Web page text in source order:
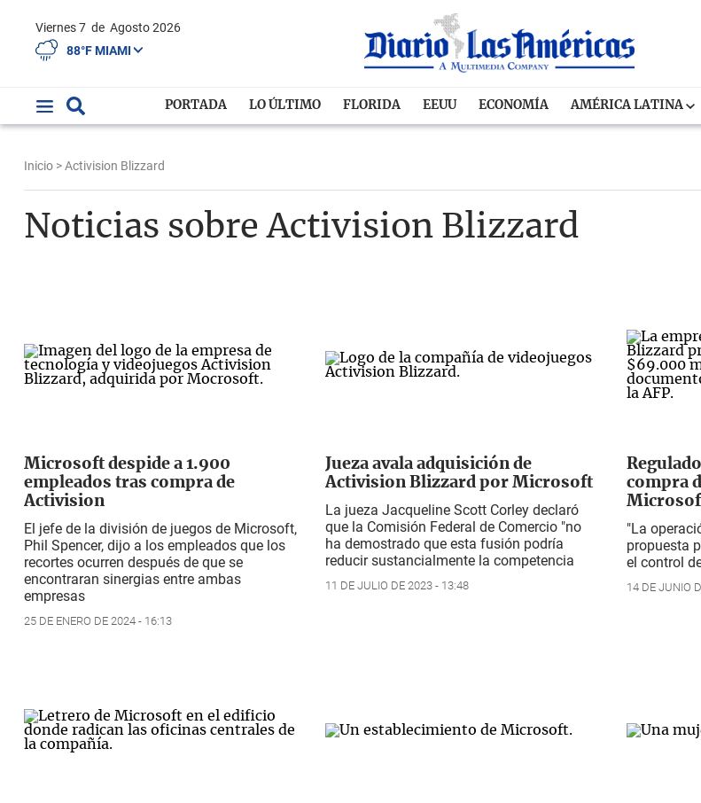
Viernes 7 de Agosto 2026
88°F MIAMI
PORTADA LO ÚLTIMO FLORIDA EEUU ECONOMÍA AMÉRICA LATINA
Inicio > Activision Blizzard
Noticias sobre Activision Blizzard
Microsoft despide a 1.900
empleados tras compra de
Activision
El jefe de la división de juegos de Microsoft,
Phil Spencer, dijo a los empleados que los
recortes ocurren después de que se
encontraran sinergias entre ambas
empresas
25 DE ENERO DE 2024 - 16:13
Jueza avala adquisición de
Activision Blizzard por Microsoft
La jueza Jacqueline Scott Corley declaró
que la Comisión Federal de Comercio "no
ha demostrado que esta fusión podría
reducir sustancialmente la competencia
11 DE JULIO DE 2023 - 13:48
compra
"La
propuesta
el control
14 DE JUNIO